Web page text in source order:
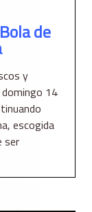
de
y
14
escogida
ser